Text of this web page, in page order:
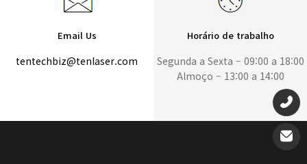
Email Us
tentechbiz@tenlaser.com
Horário de trabalho
Segunda a Sexta – 09:00 a 18:00
Almoço – 13:00 a 14:00